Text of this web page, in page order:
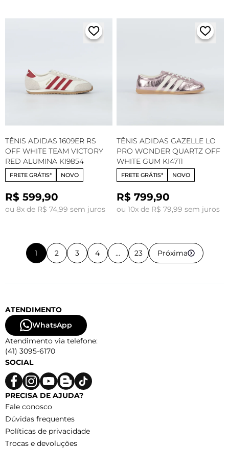
TÊNIS ADIDAS 1609ER RS
OFF WHITE TEAM VICTORY
RED ALUMINA KI9854
FRETE GRÁTIS* NOVO
R$ 599,90
ou 8x de R$ 74,99 sem juros
TÊNIS ADIDAS GAZELLE LO
PRO WONDER QUARTZ OFF
WHITE GUM KI4711
FRETE GRÁTIS* NOVO
R$ 799,90
ou 10x de R$ 79,99 sem juros
1 2 3 4 ... 23 Próxima
ATENDIMENTO
WhatsApp
Atendimento via telefone:
(41) 3095-6170
SOCIAL
PRECISA DE AJUDA?
Fale conosco
Dúvidas frequentes
Políticas de privacidade
Trocas e devoluções